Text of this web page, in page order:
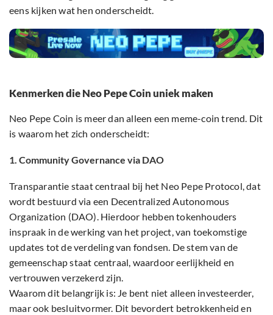
eens kijken wat hen onderscheidt.
Kenmerken die Neo Pepe Coin uniek maken
Neo Pepe Coin is meer dan alleen een meme-coin trend. Dit
is waarom het zich onderscheidt:
1. Community Governance via DAO
Transparantie staat centraal bij het Neo Pepe Protocol, dat
wordt bestuurd via een Decentralized Autonomous
Organization (DAO). Hierdoor hebben tokenhouders
inspraak in de werking van het project, van toekomstige
updates tot de verdeling van fondsen. De stem van de
gemeenschap staat centraal, waardoor eerlijkheid en
vertrouwen verzekerd zijn.
Waarom dit belangrijk is: Je bent niet alleen investeerder,
maar ook besluitvormer. Dit bevordert betrokkenheid en